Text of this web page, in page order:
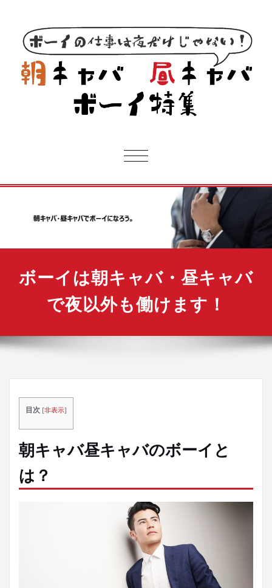
ナ
替
え
ボーイは朝キャバ・昼キャバ
で夜以外も働けます！
目次 [非表示]
朝キャバ昼キャバのボーイと
は？